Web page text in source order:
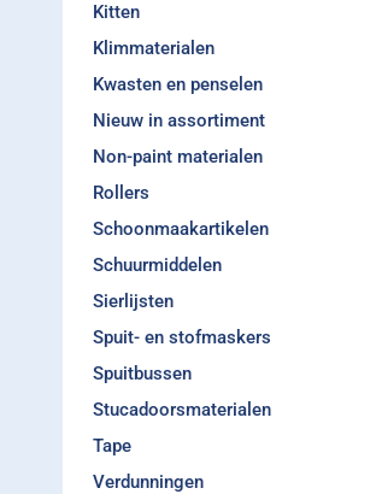
Kitten
Klimmaterialen
Kwasten en penselen
Nieuw in assortiment
Non-paint materialen
Rollers
Schoonmaakartikelen
Schuurmiddelen
Sierlijsten
Spuit- en stofmaskers
Spuitbussen
Stucadoorsmaterialen
Tape
Verdunningen